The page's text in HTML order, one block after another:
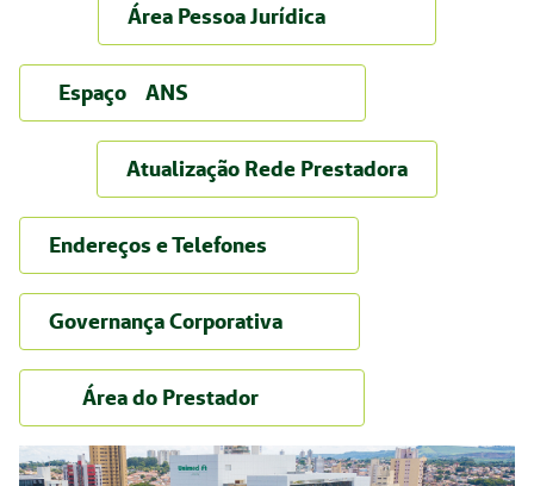
Área Pessoa Jurídica
Espaço ANS
Atualização Rede Prestadora
Endereços e Telefones
Governança Corporativa
Área do Prestador